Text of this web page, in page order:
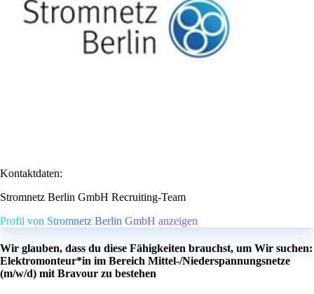
Kontaktdaten:
Stromnetz Berlin GmbH Recruiting-Team
Profil von Stromnetz Berlin GmbH anzeigen
Wir glauben, dass du diese Fähigkeiten brauchst, um Wir suchen:
Elektromonteur*in im Bereich Mittel-/Niederspannungsnetze
(m/w/d) mit Bravour zu bestehen